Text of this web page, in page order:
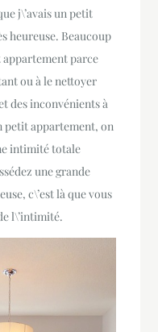
j\’avais un petit
heureuse. Beaucoup
appartement parce
ou à le nettoyer
des inconvénients à
petit appartement, on
intimité totale
une grande
c\’est là que vous
l\’intimité.